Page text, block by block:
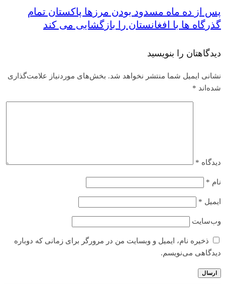
پس از ده ماه مسدود بودن مرزها پاکستان تمام
گذرگاه ها با افغانستان را بازگشایی می کند
دیدگاهتان را بنویسید
نشانی ایمیل شما منتشر نخواهد شد. بخش‌های موردنیاز علامت‌گذاری
شده‌اند *
دیدگاه *
نام *
ایمیل *
وب‌سایت
ذخیره نام، ایمیل و وبسایت من در مرورگر برای زمانی که دوباره
دیدگاهی می‌نویسم.